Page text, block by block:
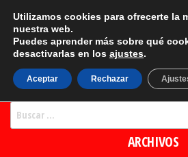
Saltar
contenido
CATEGORÍAS
Categorías
BUSCADOR
ARCHIVOS
Utilizamos cookies para ofrecerte la
nuestra web.
Puedes aprender más sobre qué
desactivarlas en los ajustes.
Aceptar Rechazar